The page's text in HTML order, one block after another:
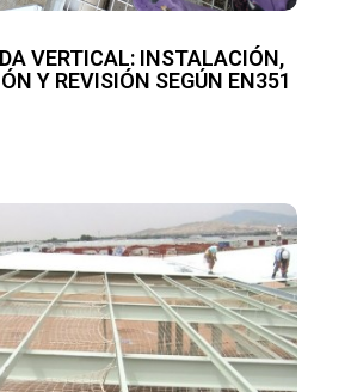
VERTICAL: INSTALACIÓN,
Y REVISIÓN SEGÚN EN351